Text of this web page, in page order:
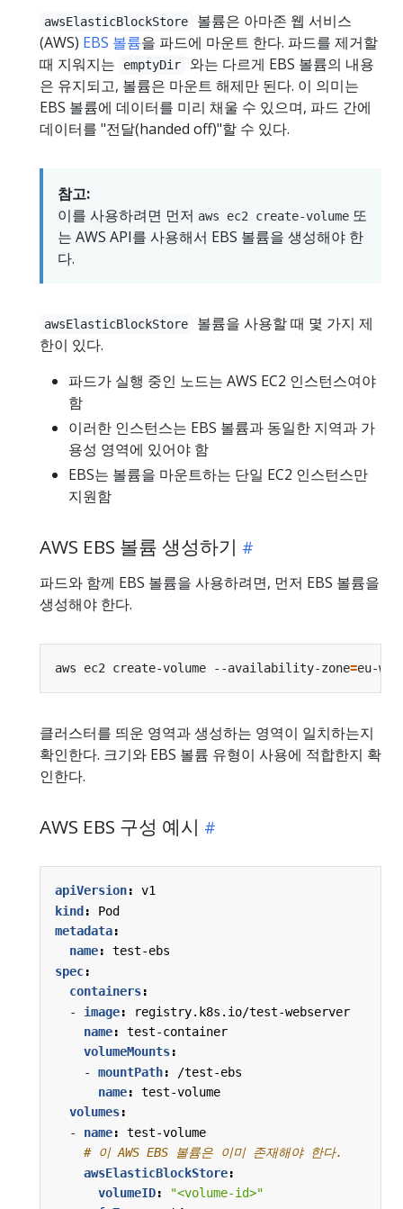
awsElasticBlockStore
볼륨은 아마존 웹 서비스
(AWS) EBS 볼륨을 파드에 마운트 한다. 파드를 제거할
때 지워지는
emptyDir
와는 다르게 EBS 볼륨의 내용
은 유지되고, 볼륨은 마운트 해제만 된다. 이 의미는
EBS 볼륨에 데이터를 미리 채울 수 있으며, 파드 간에
데이터를 "전달(handed off)"할 수 있다.
참고:
이를 사용하려면 먼저 aws ec2 create-volume 또
는 AWS API를 사용해서 EBS 볼륨을 생성해야 한
다.
awsElasticBlockStore
볼륨을 사용할 때 몇 가지 제
한이 있다.
파드가 실행 중인 노드는 AWS EC2 인스턴스여야
함
이러한 인스턴스는 EBS 볼륨과 동일한 지역과 가
용성 영역에 있어야 함
EBS는 볼륨을 마운트하는 단일 EC2 인스턴스만
지원함
AWS EBS 볼륨 생성하기
파드와 함께 EBS 볼륨을 사용하려면, 먼저 EBS 볼륨을
생성해야 한다.
aws ec2 create-volume --availability-zone=eu-
클러스터를 띄운 영역과 생성하는 영역이 일치하는지
확인한다. 크기와 EBS 볼륨 유형이 사용에 적합한지 확
인한다.
AWS EBS 구성 예시
apiVersion:
v1
kind:
Pod
metadata:
name:
test-ebs
spec:
containers:
- image:
registry.k8s.io/test-webserver
name:
test-container
volumeMounts:
- mountPath:
/test-ebs
name:
test-volume
volumes:
- name:
test-volume
# 이 AWS EBS 볼륨은 이미 존재해야 한다.
awsElasticBlockStore:
volumeID:
"<volume-id>"